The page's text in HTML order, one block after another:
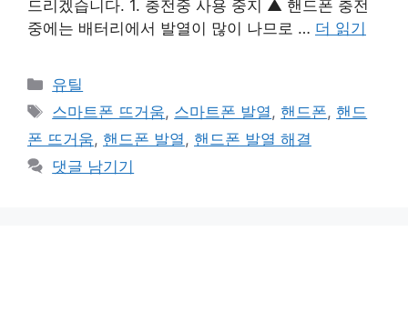
드리겠습니다. 1. 충전중 사용 중지 ▲ 핸드폰 충전
중에는 배터리에서 발열이 많이 나므로 … 더 읽기
카
테
리
유틸
태
그
스마트폰 뜨거움, 스마트폰 발열 , 핸드폰, 핸드
폰 뜨거움, 핸드폰 발열 , 핸드폰 발열 해결
댓글 남기기